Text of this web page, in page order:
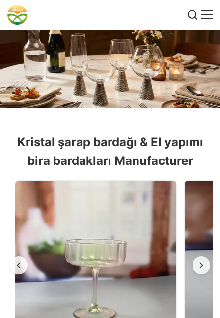
Kristal şarap bardağı & El yapımı
bira bardakları Manufacturer